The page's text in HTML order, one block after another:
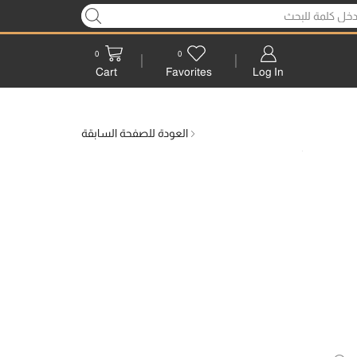
Log In
0
Favorites
0
Cart
العودة للصفحة السابقة